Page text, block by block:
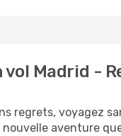
Madrid -
regrets, voyagez
aventure